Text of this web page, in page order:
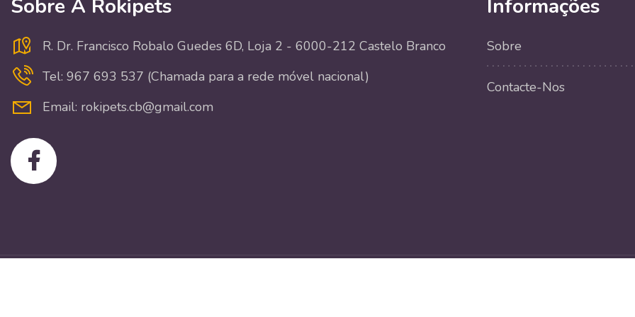
Sobre A Rokipets
R. Dr. Francisco Robalo Guedes 6D, Loja 2 - 6000-212 Castelo Branco
Tel: 967 693 537 (Chamada para a rede móvel nacional)
Email: rokipets.cb@gmail.com
Informações
Sobre
Contacte-Nos